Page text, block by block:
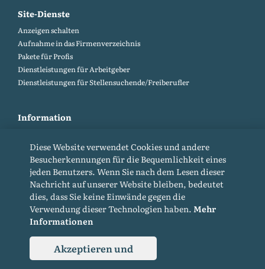
Site-Dienste
Anzeigen schalten
Aufnahme in das Firmenverzeichnis
Pakete für Profis
Dienstleistungen für Arbeitgeber
Dienstleistungen für Stellensuchende/Freiberufler
Information
Standortkarte
Hilfe und Feedback (FAQ)
Site-Regeln
Cookie-Richtlinie
Datenschutz-Bestimmungen
© 2015-2026. Alle Rechte vorbehalten. Kopieren von Materialien von der Website
nur mit einem Backlink.
Diese Website verwendet Cookies und andere
Besucherkennungen für die Bequemlichkeit eines
jeden Benutzers. Wenn Sie nach dem Lesen dieser
Nachricht auf unserer Website bleiben, bedeutet
dies, dass Sie keine Einwände gegen die
Verwendung dieser Technologien haben. Mehr
Informationen
Akzeptieren und